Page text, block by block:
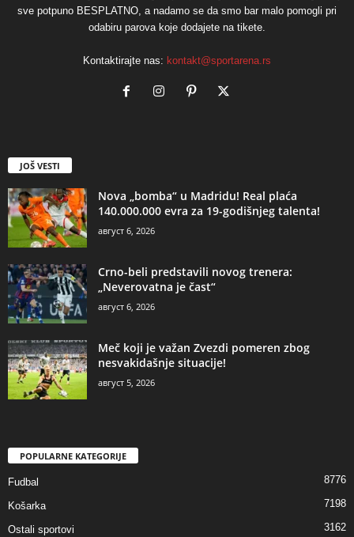
sve potpuno BESPLATNO, a nadamo se da smo bar malo pomogli pri
odabiru parova koje dodajete na tikete.
Kontaktirajte nas: kontakt@sportarena.rs
JOŠ VESTI
Nova „bomba“ u Madridu! Real plaća
140.000.000 evra za 19-godišnjeg talenta!
август 6, 2026
Crno-beli predstavili novog trenera:
„Neverovatna je čast“
август 6, 2026
Meč koji je važan Zvezdi pomeren zbog
nesvakidašnje situacije!
август 5, 2026
POPULARNE KATEGORIJE
Fudbal 8776
Košarka 7198
Ostali sportovi 3162